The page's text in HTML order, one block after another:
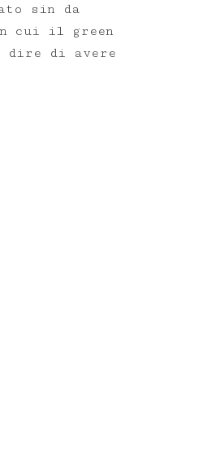
sin da
cui il green
dire di avere